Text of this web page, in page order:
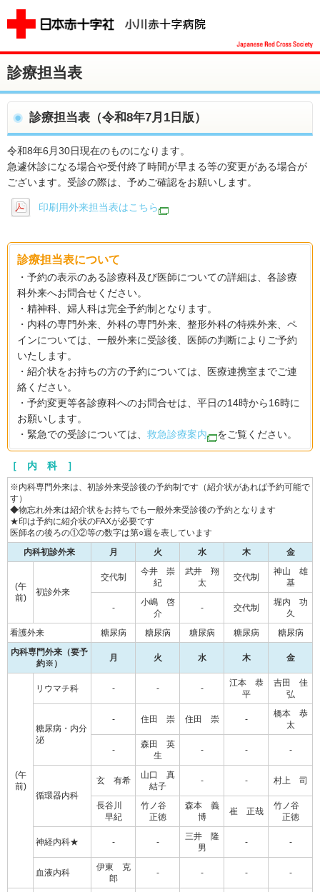
診療担当表
診療担当表（令和8年7月1日版）
令和8年6月30日現在のものになります。
急遽休診になる場合や受付終了時間が早まる等の変更がある場合が
ございます。受診の際は、予めご確認をお願いします。
印刷用外来担当表はこちら
診療担当表について
・予約の表示のある診療科及び医師についての詳細は、各診療
科外来へお問合せください。
・精神科、婦人科は完全予約制となります。
・内科の専門外来、外科の専門外来、整形外科の特殊外来、ペ
インについては、一般外来に受診後、医師の判断によりご予約
いたします。
・紹介状をお持ちの方の予約については、医療連携室までご連
絡ください。
・予約変更等各診療科へのお問合せは、平日の14時から16時に
お願いします。
・緊急での受診については、 救急診療案内 をご覧ください。
［ 内 科 ］
※内科専門外来は、初診外来受診後の予約制です（紹介状があれば予約可能で
す）
◆物忘れ外来は紹介状をお持ちでも一般外来受診後の予約となります
★印は予約に紹介状のFAXが必要です
医師名の後ろの①②等の数字は第○週を表しています
内科初診外来
月 火 水 木 金
(午
前)
初診外来
交代制
今井 崇
紀
武井 翔
太
交代制
神山 雄
基
-
小嶋 啓
介
- 交代制
堀内 功
久
看護外来
糖尿病 糖尿病 糖尿病 糖尿病
糖尿病
内科専門外来（要予
約※）
月 火 水 木 金
(午
前)
リウマチ科 - - -
江本 恭
平
吉田 佳
弘
糖尿病・内分
泌
- 住田 崇 住田 崇 -
橋本 恭
太
-
森田 英
生
- - -
循環器内科
玄 有希
山口 真
結子
- - 村上 司
長谷川
早紀
竹ノ谷
正徳
森本 義
博
崔 正哉
竹ノ谷
正徳
神経内科★ - -
三井 隆
男
- -
血液内科
伊東 克
郎
- - - -